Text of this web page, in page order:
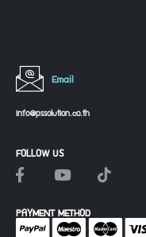
Email
info@pssolution.co.th
FOLLOW US
PAYMENT METHOD